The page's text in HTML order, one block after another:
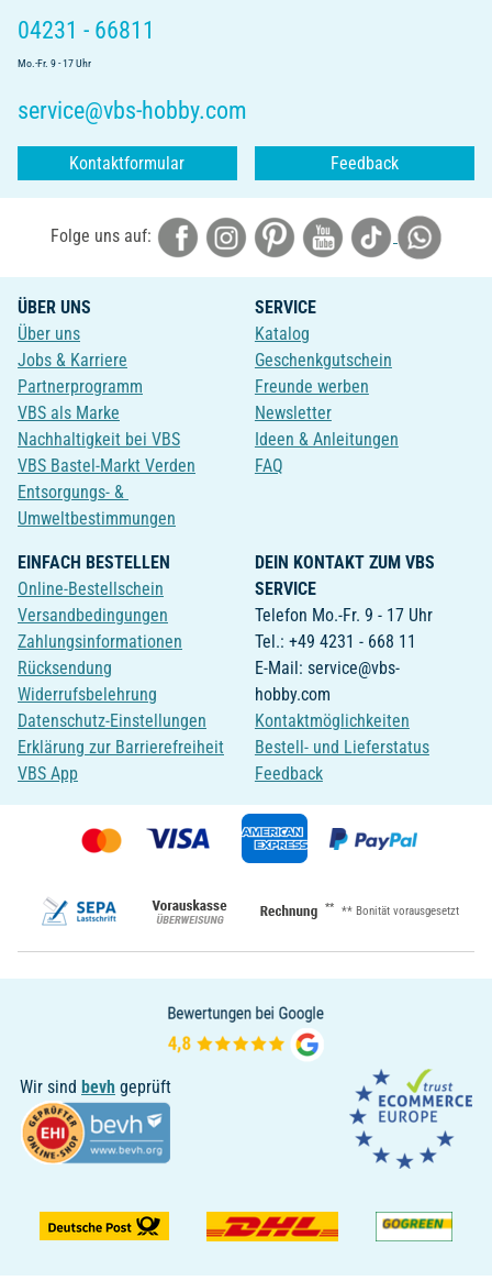
04231 - 66811
Mo.-Fr. 9 - 17 Uhr
service@vbs-hobby.com
Kontaktformular Feedback
Folge uns auf:
ÜBER UNS
Über uns
Jobs & Karriere
Partnerprogramm
VBS als Marke
Nachhaltigkeit bei VBS
VBS Bastel-Markt Verden
Entsorgungs- &
Umweltbestimmungen
SERVICE
Katalog
Geschenkgutschein
Freunde werben
Newsletter
Ideen & Anleitungen
FAQ
EINFACH BESTELLEN
Online-Bestellschein
Versandbedingungen
Zahlungsinformationen
Rücksendung
Widerrufsbelehrung
Datenschutz-Einstellungen
Erklärung zur Barrierefreiheit
VBS App
DEIN KONTAKT ZUM VBS
SERVICE
Telefon Mo.-Fr. 9 - 17 Uhr
Tel.: +49 4231 - 668 11
E-Mail: service@vbs-
hobby.com
Kontaktmöglichkeiten
Bestell- und Lieferstatus
Feedback
** ** Bonität vorausgesetzt
Wir sind bevh geprüft